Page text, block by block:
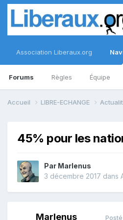
Association Liberaux.org
Forums Règles Équipe
Accueil LIBRE-ECHANGE
45% pour les
Par Marlenus
3 décembre 2017 dans
Marlenus Posté